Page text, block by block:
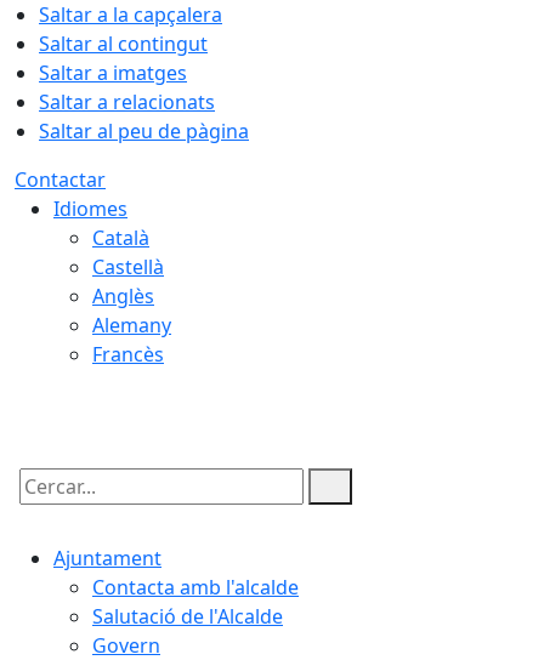
Saltar a la capçalera
Saltar al contingut
Saltar a imatges
Saltar a relacionats
Saltar al peu de pàgina
Contactar
Idiomes
Català
Castellà
Anglès
Alemany
Francès
Cercar:
Ajuntament
Contacta amb l'alcalde
Salutació de l'Alcalde
Govern